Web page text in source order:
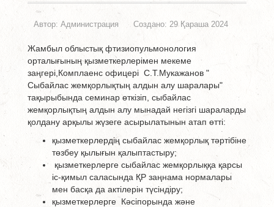
Автор: Администрация Создано: 29 Қараша 2024
Жамбыл облыстық фтизиопульмонология
орталығының қызметкерлерімен мекеме
заңгері,Комплаенс офицері С.Т.Мукажанов "
Сыбайлас жемқорлықтың алдын алу шаралары"
тақырыбында семинар өткізіп, сыбайлас
жемқорлықтың алдын алу мынадай негізгі шараларды
қолдану арқылы жүзеге асырылатынын атап өтті:
қызметкерлердің сыбайлас жемқорлық тәртібіне
төзбеу қылығын қалыптастыру;
қызметкерлерге сыбайлас жемқорлыққа қарсы
іс-қимыл саласында ҚР заңнама нормалары
мен басқа да актілерін түсіндіру;
қызметкерлерге Кәсіпорында және